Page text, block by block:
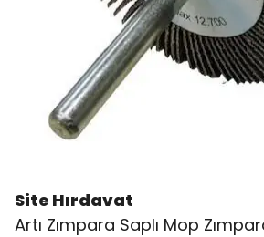
Site Hırdavat
Artı Zımpara Saplı Mop